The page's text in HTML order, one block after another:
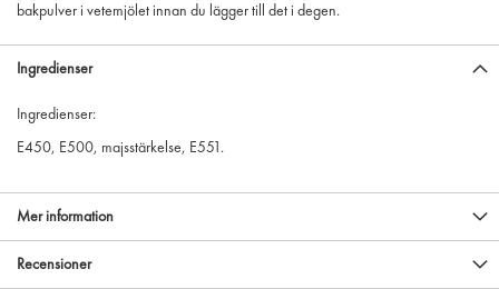
bakpulver i vetemjölet innan du lägger till det i degen.
Ingredienser
Ingredienser:
E450, E500, majsstärkelse, E551.
Mer information
Recensioner